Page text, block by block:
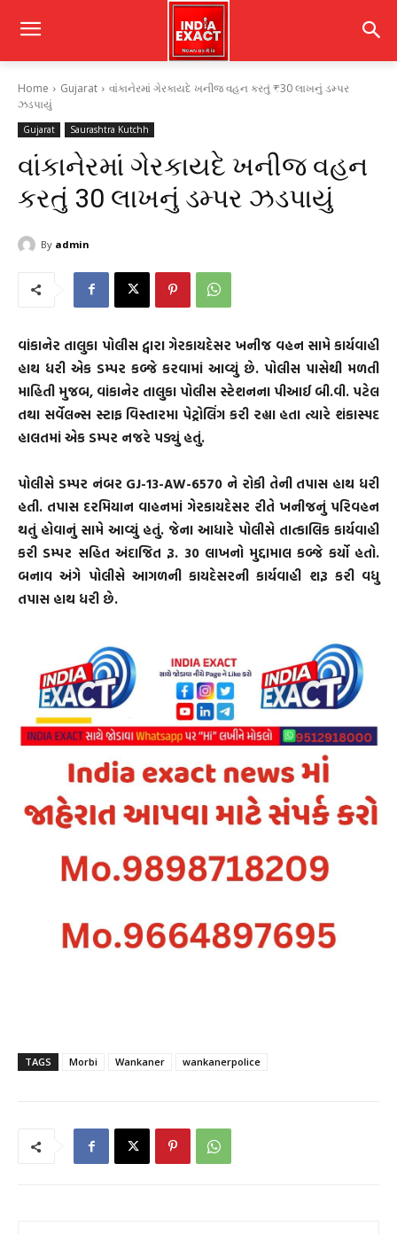
Home Gujarat
વાંકાનેરમાં ગેરકાયદે ખનીજ વહન કરતું ₹30 લાખનું ડમ્પર
ઝડપાયું
Gujarat Saurashtra Kutchh
વાંકાનેરમાં ગેરકાયદે ખનીજ વહન
કરતું ₹30 લાખનું ડમ્પર ઝડપાયું
By admin
વાંકાનેર તાલુકા પોલીસ દ્વારા ગેરકાયદેસર ખનીજ વહન સામે કાર્યવાહી
હાથ ધરી એક ડમ્પર કબ્જે કરવામાં આવ્યું છે. પોલીસ પાસેથી મળતી
માહિતી મુજબ, વાંકાનેર તાલુકા પોલીસ સ્ટેશનના પીઆઈ બી.વી. પટેલ
તથા સર્વેલન્સ સ્ટાફ વિસ્તારમા પેટ્રોલિંગ કરી રહ્યા હતા ત્યારે શંકાસ્પદ
હાલતમાં એક ડમ્પર નજરે પડ્યું હતું.
પોલીસે ડમ્પર નંબર GJ-13-AW-6570 ને રોકી તેની તપાસ હાથ ધરી
હતી. તપાસ દરમિયાન વાહનમાં ગેરકાયદેસર રીતે ખનીજનું પરિવહન
થતું હોવાનું સામે આવ્યું હતું. જેના આધારે પોલીસે તાત્કાલિક કાર્યવાહી
કરી ડમ્પર સહિત અંદાજિત રૂ. 30 લાખનો મુદ્દામાલ કબ્જે કર્યો હતો.
બનાવ અંગે પોલીસે આગળની કાયદેસરની કાર્યવાહી શરૂ કરી વધુ
તપાસ હાથ ધરી છે.
TAGS Morbi Wankaner wankanerpolice